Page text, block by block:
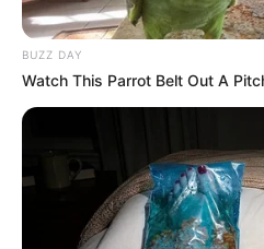
BUZZ DAY
Watch This Parrot Belt Out A